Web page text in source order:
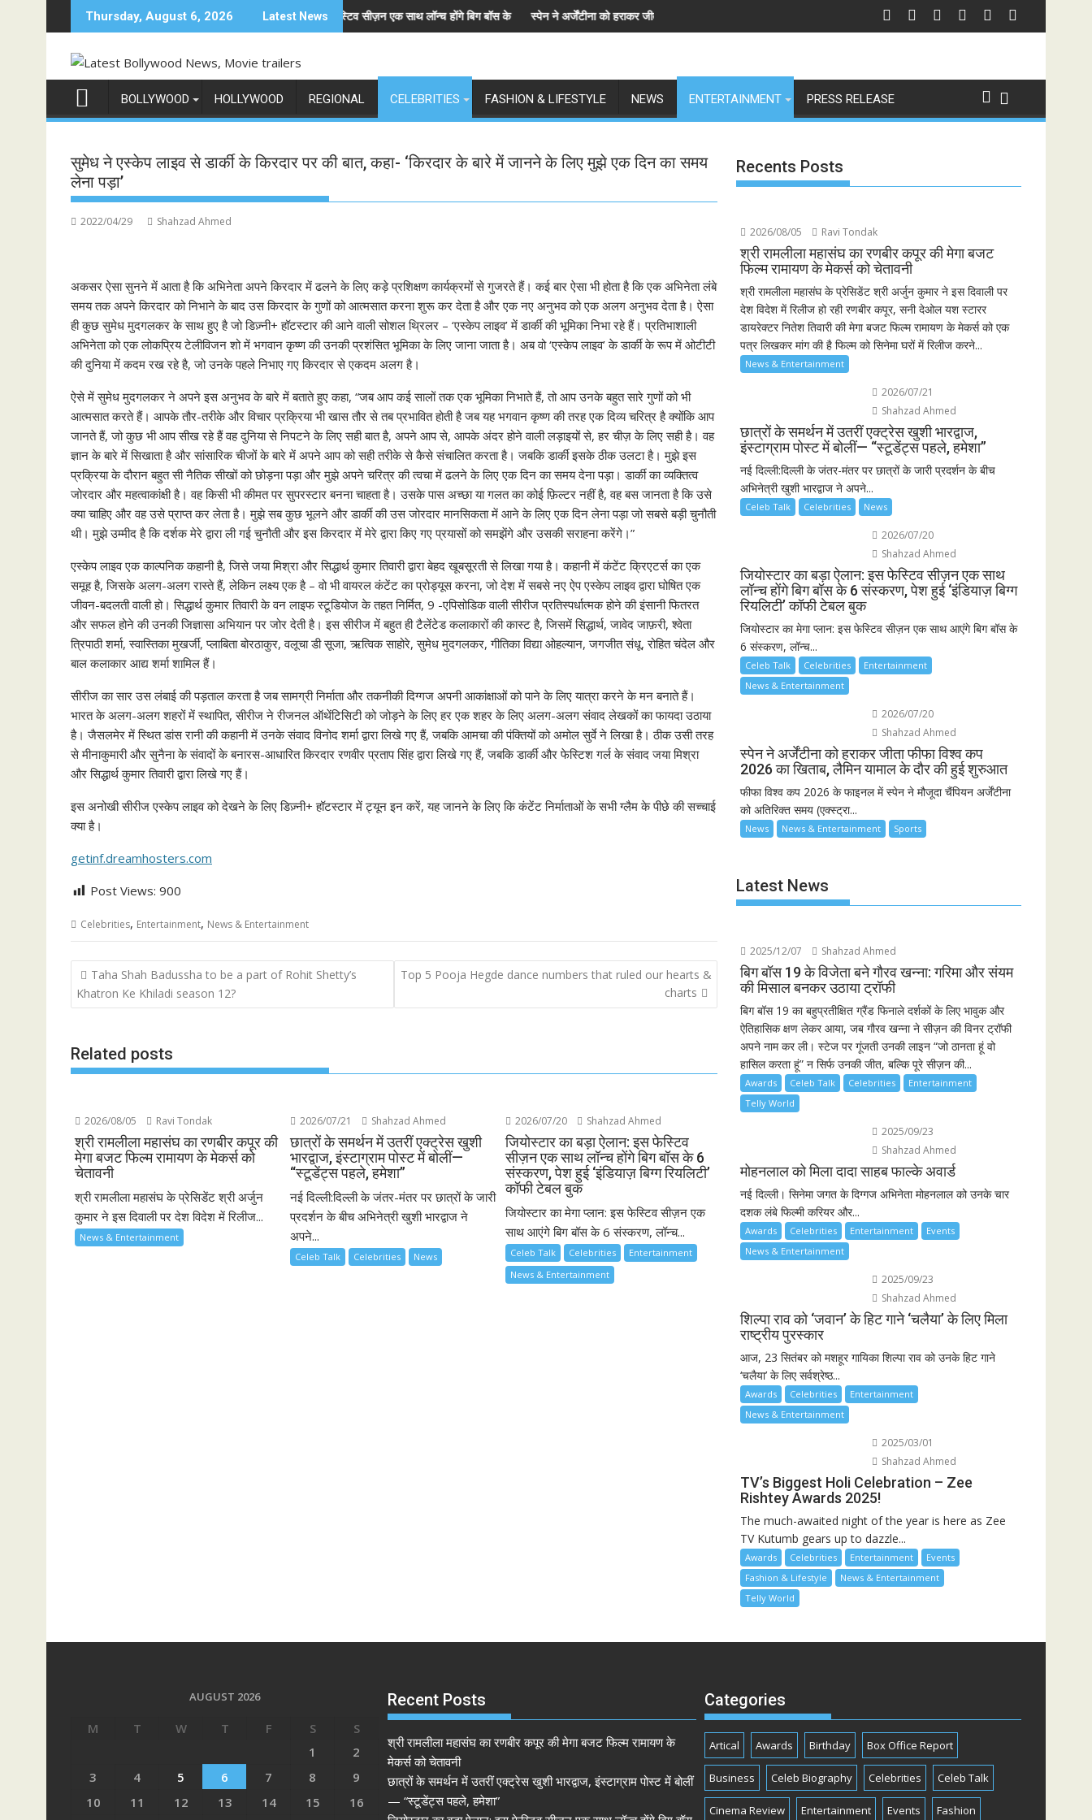
to
Thursday, August 6, 2026 Latest News
इंस्टाग्राम पोस्ट में बोलीं— "स्टूडेंट्स पहले, हमेशा"जियोस्टार का बड़ा ऐलान: इस फेस्टिव सीज़न एक साथ लॉन्च होंगे बिग बॉस के 6 संस्करण, पेश हुई 'इंडियाज़ बिग्ग रियलिटी' कॉफी टेबल बुक
स्पेन ने अर्जेंटीना को हराकर जीता फीफा विश्व कप 2026 का खिताब, लैमिन यामाल के दौर की हुई शुरुआतभारत से विश्व तक 'रामायणम्' की भव्य उड़ान शुरू: नई दिल्ली में 'प्रथम
BOLLYWOOD HOLLYWOOD REGIONAL CELEBRITIES FASHION & LIFESTYLE NEWS ENTERTAINMENT PRESS RELEASE
सुमेध ने एस्केप लाइव से डार्की के किरदार पर की बात, कहा- ‘किरदार के बारे में जानने के लिए मुझे एक दिन का समय
लेना पड़ा’
2022/04/29 Shahzad Ahmed
अकसर ऐसा सुनने में आता है कि अभिनेता अपने किरदार में ढलने के लिए कड़े प्रशिक्षण कार्यक्रमों से गुजरते हैं। कई बार ऐसा भी होता है कि एक अभिनेता लंबे
समय तक अपने किरदार को निभाने के बाद उस किरदार के गुणों को आत्मसात करना शुरू कर देता है और एक नए अनुभव को एक अलग अनुभव देता है। ऐसा
ही कुछ सुमेध मुदगलकर के साथ हुए है जो डिज़्नी+ हॉटस्टार की आने वाली सोशल थ्रिलर – ‘एस्केप लाइव’ में डार्की की भूमिका निभा रहे हैं। प्रतिभाशाली
अभिनेता को एक लोकप्रिय टेलीविजन शो में भगवान कृष्ण की उनकी प्रशंसित भूमिका के लिए जाना जाता है। अब वो ‘एस्केप लाइव’ के डार्की के रूप में ओटीटी
की दुनिया में कदम रख रहे है, जो उनके पहले निभाए गए किरदार से एकदम अलग है।
ऐसे में सुमेध मुदगलकर ने अपने इस अनुभव के बारे में बताते हुए कहा, “जब आप कई सालों तक एक भूमिका निभाते हैं, तो आप उनके बहुत सारे गुणों को भी
आत्मसात करते हैं। आपके तौर-तरीके और विचार प्रक्रिया भी खास तौर से तब प्रभावित होती है जब यह भगवान कृष्ण की तरह एक दिव्य चरित्र है क्योंकि आप
जानते हैं, जो कुछ भी आप सीख रहे हैं वह दुनिया से निपटने के लिए सही बात है, अपने आप से, आपके अंदर होने वाली लड़ाइयों से, हर चीज़ के लिए सही है। वह
ज्ञान के बारे में सिखाता है और सांसारिक चीजों के बारे में अपने आप को सही तरीके से कैसे संचालित करता है। जबकि डार्की इसके ठीक उलटा है। मुझे इस
प्रक्रिया के दौरान बहुत सी नैतिक सीखों को छोड़ना पड़ा और मुझे अपने चरित्र की त्वचा में ढलने के लिए एक दिन का समय देना पड़ा। डार्की का व्यक्तित्व
जोरदार और महत्वाकांक्षी है। वह किसी भी कीमत पर सुपरस्टार बनना चाहता है। उसके पास अच्छा या गलत का कोई फ़िल्टर नहीं है, वह बस जानता है कि उसे
क्या चाहिए और वह उसे प्राप्त कर लेता है। मुझे सब कुछ भूलने और डार्की की उस जोरदार मानसिकता में आने के लिए एक दिन लेना पड़ा जो सबसे बड़ी चुनौती
थी। मुझे उम्मीद है कि दर्शक मेरे द्वारा ली गई चुनौती और इस किरदार में मेरे द्वारा किए गए प्रयासों को समझेंगे और उसकी सराहना करेंगे।”
एस्केप लाइव एक काल्पनिक कहानी है, जिसे जया मिश्रा और सिद्धार्थ कुमार तिवारी द्वारा बेहद खूबसूरती से लिखा गया है। कहानी में कंटेंट क्रिएटर्स का एक
समूह है, जिसके अलग-अलग रास्ते हैं, लेकिन लक्ष्य एक है – वो भी वायरल कंटेंट का प्रोड्यूस करना, जो देश में सबसे नए ऐप एस्केप लाइव द्वारा घोषित एक
जीवन-बदलती वाली हो। सिद्धार्थ कुमार तिवारी के वन लाइफ स्टूडियोज के तहत निर्मित, 9 -एपिसोडिक वाली सीरीज प्रतिस्पर्धात्मक होने की इंसानी फितरत
और सफल होने की उनकी जिज्ञासा अभियान पर जोर देती है। इस सीरीज में बहुत ही टैलेंटेड कलाकारों की कास्ट है, जिसमें सिद्धार्थ, जावेद जाफ़री, श्वेता
त्रिपाठी शर्मा, स्वास्तिका मुखर्जी, प्लाबिता बोरठाकुर, वलूचा डी सूजा, ऋत्विक साहोरे, सुमेध मुदगलकर, गीतिका विद्या ओहल्यान, जगजीत संधू, रोहित चंदेल और
बाल कलाकार आद्य शर्मा शामिल हैं।
सीरीज का सार उस लंबाई की पड़ताल करता है जब सामग्री निर्माता और तकनीकी दिग्गज अपनी आकांक्षाओं को पाने के लिए यात्रा करने के मन बनाते हैं।
भारत के अलग-अलग शहरों में स्थापित, सीरीज ने रीजनल ऑथेंटिसिटी को जोड़ने के लिए हर एक शहर के लिए अलग-अलग संवाद लेखकों का फायदा उठाया
है। जैसलमेर में स्थित डांस रानी की कहानी में उनके संवाद विनोद शर्मा द्वारा लिखे गए हैं, जबकि आमचा की पंक्तियों को अमोल सुर्वे ने लिखा है। ठीक उसी तरह
से मीनाकुमारी और सुनैना के संवादों के बनारस-आधारित किरदार रणवीर प्रताप सिंह द्वारा लिखे गए हैं, जबकि डार्की और फेस्टिश गर्ल के संवाद जया मिश्रा
और सिद्धार्थ कुमार तिवारी द्वारा लिखे गए हैं।
इस अनोखी सीरीज एस्केप लाइव को देखने के लिए डिज़्नी+ हॉटस्टार में ट्यून इन करें, यह जानने के लिए कि कंटेंट निर्माताओं के सभी ग्लैम के पीछे की सच्चाई
क्या है।
getinf.dreamhosters.com
Post Views: 900
Celebrities, Entertainment, News & Entertainment
Post
navigation
Taha Shah Badussha to be a part of Rohit Shetty’s
Khatron Ke Khiladi season 12?
Top 5 Pooja Hegde dance numbers that ruled our hearts &
charts
Related posts
2026/08/05 Ravi Tondak
श्री रामलीला महासंघ का रणबीर कपूर की
मेगा बजट फिल्म रामायण के मेकर्स को
चेतावनी
श्री रामलीला महासंघ के प्रेसिडेंट श्री अर्जुन
कुमार ने इस दिवाली पर देश विदेश में रिलीज...
News & Entertainment
2026/07/21 Shahzad Ahmed
छात्रों के समर्थन में उतरीं एक्ट्रेस खुशी
भारद्वाज, इंस्टाग्राम पोस्ट में बोलीं—
“स्टूडेंट्स पहले, हमेशा”
नई दिल्ली:दिल्ली के जंतर-मंतर पर छात्रों के जारी
प्रदर्शन के बीच अभिनेत्री खुशी भारद्वाज ने
अपने...
Celeb Talk Celebrities News
2026/07/20 Shahzad Ahmed
जियोस्टार का बड़ा ऐलान: इस फेस्टिव
सीज़न एक साथ लॉन्च होंगे बिग बॉस के 6
संस्करण, पेश हुई ‘इंडियाज़ बिग्ग रियलिटी’
कॉफी टेबल बुक
जियोस्टार का मेगा प्लान: इस फेस्टिव सीज़न एक
साथ आएंगे बिग बॉस के 6 संस्करण, लॉन्च...
Celeb Talk Celebrities
Entertainment
News & Entertainment
Recents Posts
2026/08/05 Ravi Tondak
श्री रामलीला महासंघ का रणबीर कपूर की मेगा बजट
फिल्म रामायण के मेकर्स को चेतावनी
श्री रामलीला महासंघ के प्रेसिडेंट श्री अर्जुन कुमार ने इस दिवाली पर
देश विदेश में रिलीज हो रही रणबीर कपूर, सनी देओल यश स्टारर
डायरेक्टर नितेश तिवारी की मेगा बजट फिल्म रामायण के मेकर्स को एक
पत्र लिखकर मांग की है फिल्म को सिनेमा घरों में रिलीज करने...
News & Entertainment
2026/07/21
Shahzad Ahmed
छात्रों के समर्थन में उतरीं एक्ट्रेस खुशी भारद्वाज,
इंस्टाग्राम पोस्ट में बोलीं— “स्टूडेंट्स पहले, हमेशा”
नई दिल्ली:दिल्ली के जंतर-मंतर पर छात्रों के जारी प्रदर्शन के बीच
अभिनेत्री खुशी भारद्वाज ने अपने...
Celeb Talk Celebrities News
2026/07/20
Shahzad Ahmed
जियोस्टार का बड़ा ऐलान: इस फेस्टिव सीज़न एक साथ
लॉन्च होंगे बिग बॉस के 6 संस्करण, पेश हुई ‘इंडियाज़ बिग्ग
रियलिटी’ कॉफी टेबल बुक
जियोस्टार का मेगा प्लान: इस फेस्टिव सीज़न एक साथ आएंगे बिग बॉस के
6 संस्करण, लॉन्च...
Celeb Talk Celebrities
Entertainment
News & Entertainment
2026/07/20
Shahzad Ahmed
स्पेन ने अर्जेंटीना को हराकर जीता फीफा विश्व कप
2026 का खिताब, लैमिन यामाल के दौर की हुई शुरुआत
फीफा विश्व कप 2026 के फाइनल में स्पेन ने मौजूदा चैंपियन अर्जेंटीना
को अतिरिक्त समय (एक्स्ट्रा...
News News & Entertainment Sports
Latest News
2025/12/07 Shahzad Ahmed
बिग बॉस 19 के विजेता बने गौरव खन्ना: गरिमा और संयम
की मिसाल बनकर उठाया ट्रॉफी
बिग बॉस 19 का बहुप्रतीक्षित ग्रैंड फिनाले दर्शकों के लिए भावुक और
ऐतिहासिक क्षण लेकर आया, जब गौरव खन्ना ने सीज़न की विनर ट्रॉफी
अपने नाम कर ली। स्टेज पर गूंजती उनकी लाइन “जो ठानता हूं वो
हासिल करता हूं” न सिर्फ उनकी जीत, बल्कि पूरे सीज़न की...
Awards Celeb Talk Celebrities
Entertainment
Telly World
2025/09/23
Shahzad Ahmed
मोहनलाल को मिला दादा साहब फाल्के अवार्ड
नई दिल्ली। सिनेमा जगत के दिग्गज अभिनेता मोहनलाल को उनके चार
दशक लंबे फिल्मी करियर और...
Awards Celebrities Entertainment
Events
News & Entertainment
2025/09/23
Shahzad Ahmed
शिल्पा राव को ‘जवान’ के हिट गाने ‘चलैया’ के लिए मिला
राष्ट्रीय पुरस्कार
आज, 23 सितंबर को मशहूर गायिका शिल्पा राव को उनके हिट गाने
‘चलैया’ के लिए सर्वश्रेष्ठ...
Awards Celebrities
Entertainment
News & Entertainment
2025/03/01
Shahzad Ahmed
TV’s Biggest Holi Celebration – Zee
Rishtey Awards 2025!
The much-awaited night of the year is here as Zee
TV Kutumb gears up to dazzle...
Awards Celebrities Entertainment
Events
Fashion & Lifestyle
News & Entertainment
Telly World
AUGUST 2026
M T W T F S
S
1
2
3
4 5 6 7 8
9
10
11 12 13 14 15
16
Recent Posts
श्री रामलीला महासंघ का रणबीर कपूर की मेगा बजट फिल्म रामायण के
मेकर्स को चेतावनी
छात्रों के समर्थन में उतरीं एक्ट्रेस खुशी भारद्वाज, इंस्टाग्राम पोस्ट में बोलीं
— “स्टूडेंट्स पहले, हमेशा”
Categories
Artical Awards Birthday Box Office Report
Business Celeb Biography Celebrities Celeb Talk
Cinema Review Entertainment Events Fashion